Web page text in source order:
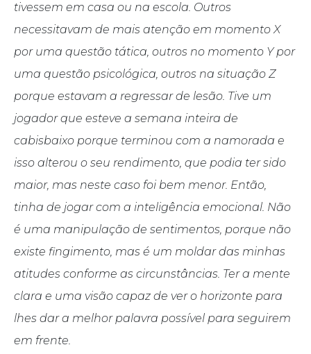
tivessem em casa ou na escola. Outros
necessitavam de mais atenção em momento X
por uma questão tática, outros no momento Y por
uma questão psicológica, outros na situação Z
porque estavam a regressar de lesão. Tive um
jogador que esteve a semana inteira de
cabisbaixo porque terminou com a namorada e
isso alterou o seu rendimento, que podia ter sido
maior, mas neste caso foi bem menor. Então,
tinha de jogar com a inteligência emocional. Não
é uma manipulação de sentimentos, porque não
existe fingimento, mas é um moldar das minhas
atitudes conforme as circunstâncias. Ter a mente
clara e uma visão capaz de ver o horizonte para
lhes dar a melhor palavra possível para seguirem
em frente.